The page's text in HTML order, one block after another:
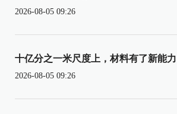
2026-08-05 09:26
十亿分之一米尺度上，材料有了新能力
2026-08-05 09:26